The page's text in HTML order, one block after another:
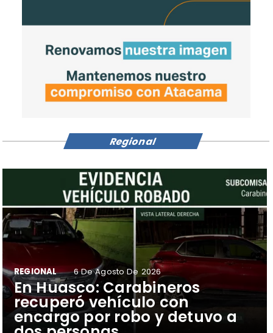
​En Huasco: Carabineros
recuperó vehículo con
encargo por robo y detuvo a
REGIONAL 6 De Agosto De 2026
Regional